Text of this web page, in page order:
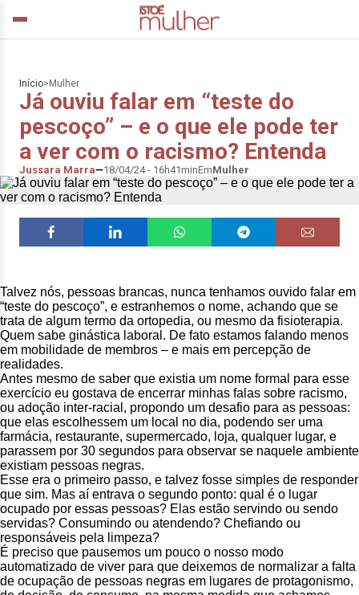
Início> Mulher
Já ouviu falar em “teste do
pescoço” – e o que ele pode ter
a ver com o racismo? Entenda
Jussara Marra 18/04/24 - 16h41minEmMulher
Talvez nós, pessoas brancas, nunca tenhamos ouvido falar em
“teste do pescoço”, e estranhemos o nome, achando que se
trata de algum termo da ortopedia, ou mesmo da fisioterapia.
Quem sabe ginástica laboral. De fato estamos falando menos
em mobilidade de membros – e mais em percepção de
realidades.
Antes mesmo de saber que existia um nome formal para esse
exercício eu gostava de encerrar minhas falas sobre racismo,
ou adoção inter-racial, propondo um desafio para as pessoas:
que elas escolhessem um local no dia, podendo ser uma
farmácia, restaurante, supermercado, loja, qualquer lugar, e
parassem por 30 segundos para observar se naquele ambiente
existiam pessoas negras.
Esse era o primeiro passo, e talvez fosse simples de responder
que sim. Mas aí entrava o segundo ponto: qual é o lugar
ocupado por essas pessoas? Elas estão servindo ou sendo
servidas? Consumindo ou atendendo? Chefiando ou
responsáveis pela limpeza?
É preciso que pausemos um pouco o nosso modo
automatizado de viver para que deixemos de normalizar a falta
de ocupação de pessoas negras em lugares de protagonismo,